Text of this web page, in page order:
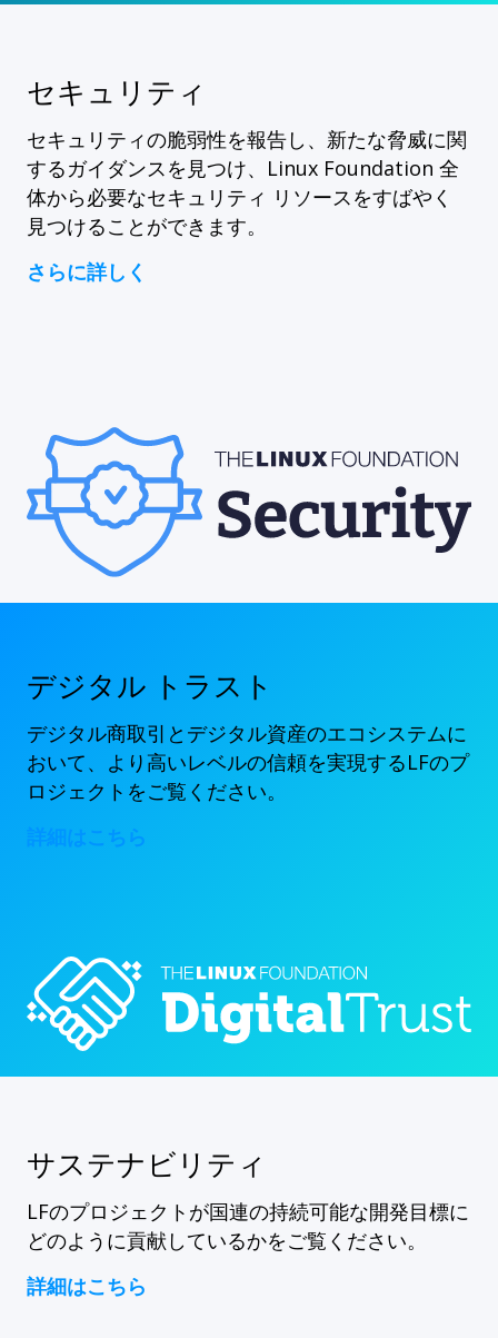
セキュリティ
セキュリティの脆弱性を報告し、新たな脅威に関
するガイダンスを見つけ、Linux Foundation 全
体から必要なセキュリティ リソースをすばやく
見つけることができます。
さらに詳しく
デジタル トラスト
デジタル商取引とデジタル資産のエコシステムに
おいて、より高いレベルの信頼を実現するLFのプ
ロジェクトをご覧ください。
詳細はこちら
サステナビリティ
LFのプロジェクトが国連の持続可能な開発目標に
どのように貢献しているかをご覧ください。
詳細はこちら